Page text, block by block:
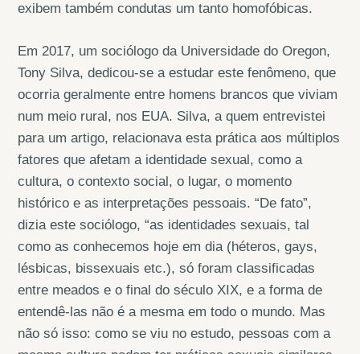
exibem também condutas um tanto homofóbicas.
Em 2017, um sociólogo da Universidade do Oregon,
Tony Silva, dedicou-se a estudar este fenômeno, que
ocorria geralmente entre homens brancos que viviam
num meio rural, nos EUA. Silva, a quem entrevistei
para um artigo, relacionava esta prática aos múltiplos
fatores que afetam a identidade sexual, como a
cultura, o contexto social, o lugar, o momento
histórico e as interpretações pessoais. “De fato”,
dizia este sociólogo, “as identidades sexuais, tal
como as conhecemos hoje em dia (héteros, gays,
lésbicas, bissexuais etc.), só foram classificadas
entre meados e o final do século XIX, e a forma de
entendê-las não é a mesma em todo o mundo. Mas
não só isso: como se viu no estudo, pessoas com a